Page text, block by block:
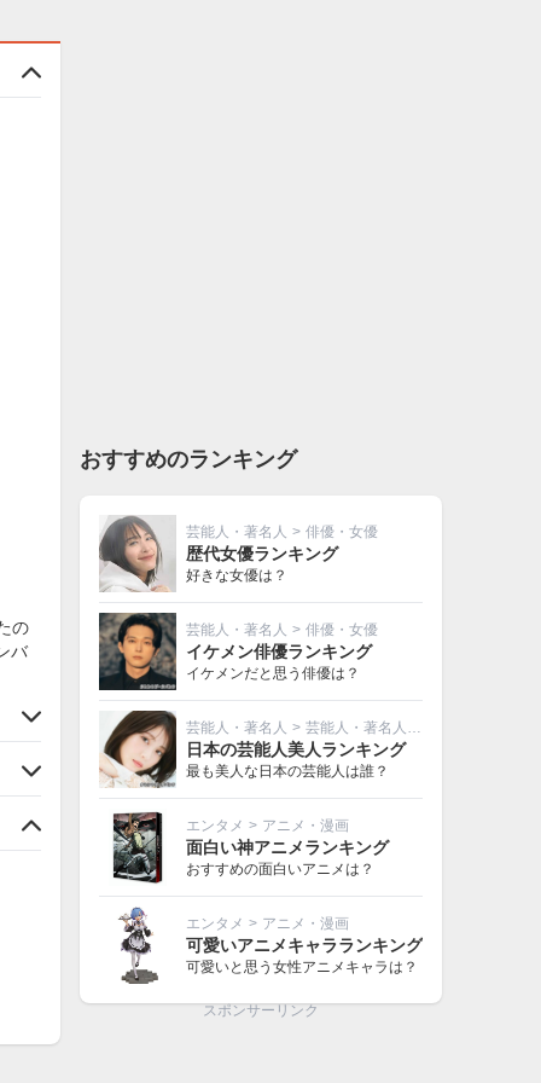
の
バ
おすすめのランキング
芸能人・著名人 > 俳優・女優
歴代女優ランキング
好きな女優は？
芸能人・著名人 > 俳優・女優
イケメン俳優ランキング
イケメンだと思う俳優は？
芸能人・著名人 > 芸能人・著名人その他
日本の芸能人美人ランキング
最も美人な日本の芸能人は誰？
エンタメ > アニメ・漫画
面白い神アニメランキング
おすすめの面白いアニメは？
エンタメ > アニメ・漫画
可愛いアニメキャラランキング
可愛いと思う女性アニメキャラは？
スポンサーリンク